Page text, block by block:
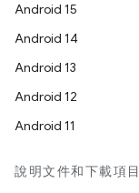
Android 15
Android 14
Android 13
Android 12
Android 11
說明文件和下載項目